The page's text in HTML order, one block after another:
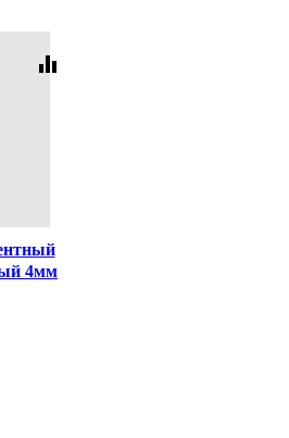
equalizer
4мм